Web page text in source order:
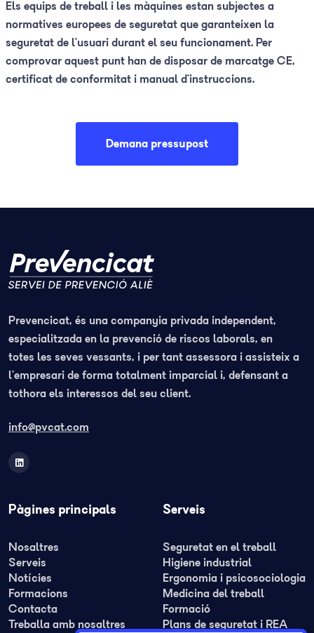
Els equips de treball i les màquines estan subjectes a
normatives europees de seguretat que garanteixen la
seguretat de l’usuari durant el seu funcionament. Per
comprovar aquest punt han de disposar de marcatge CE,
certificat de conformitat i manual d’instruccions.
Demana pressupost
Prevencicat, és una companyia privada independent,
especialitzada en la prevenció de riscos laborals, en
totes les seves vessants, i per tant assessora i assisteix a
l’empresari de forma totalment imparcial i, defensant a
tothora els interessos del seu client.
info@pvcat.com
Pàgines principals
Nosaltres
Serveis
Notícies
Formacions
Contacta
Treballa amb nosaltres
Serveis
Seguretat en el treball
Higiene industrial
Ergonomia i psicosociologia
Medicina del treball
Formació
Plans de seguretat i REA